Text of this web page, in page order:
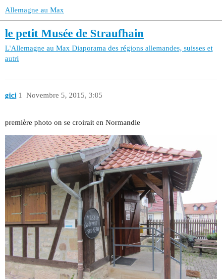
Allemagne au Max
le petit Musée de Straufhain
L'Allemagne au Max Diaporama des régions allemandes, suisses et
autri
gici Novembre 5, 2015, 3:05
1
première photo on se croirait en Normandie